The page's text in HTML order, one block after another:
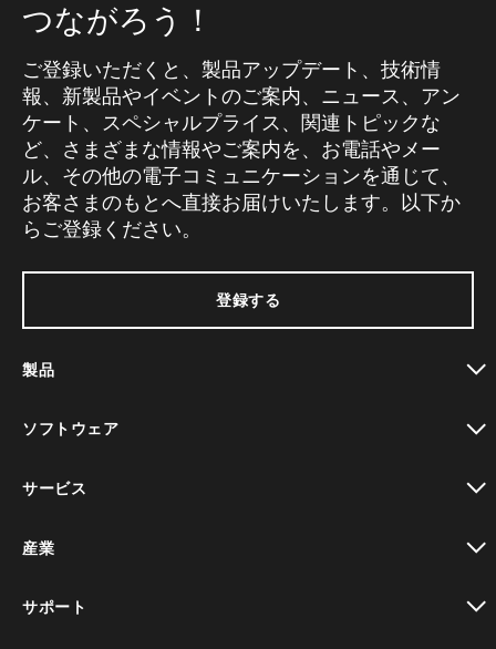
つながろう！
ご登録いただくと、製品アップデート、技術情
報、新製品やイベントのご案内、ニュース、アン
ケート、スペシャルプライス、関連トピックな
ど、さまざまな情報やご案内を、お電話やメー
ル、その他の電子コミュニケーションを通じて、
お客さまのもとへ直接お届けいたします。以下か
らご登録ください。
登録する
製品
ソフトウェア
サービス
産業
サポート